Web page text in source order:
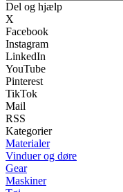
Del og hjælp
X
Facebook
Instagram
LinkedIn
YouTube
Pinterest
TikTok
Mail
RSS
Kategorier
Materialer
Vinduer og døre
Gear
Maskiner